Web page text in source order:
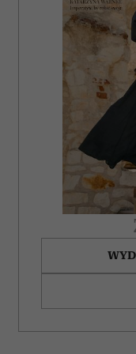
Partnerzy mogą
otrzymanymi od
korzystania z ich